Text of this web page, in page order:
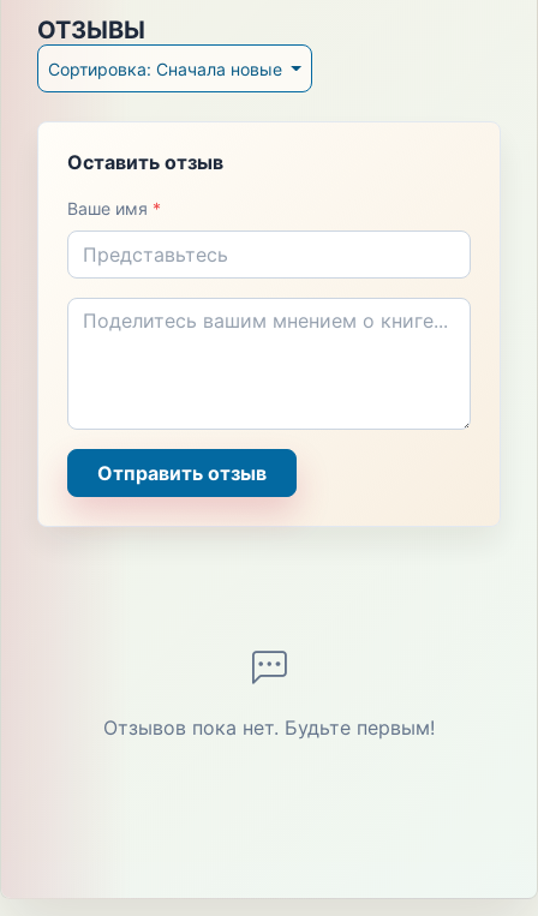
ОТЗЫВЫ
Сортировка: Сначала новые
Оставить отзыв
Ваше имя *
Отправить отзыв
Отзывов пока нет. Будьте первым!